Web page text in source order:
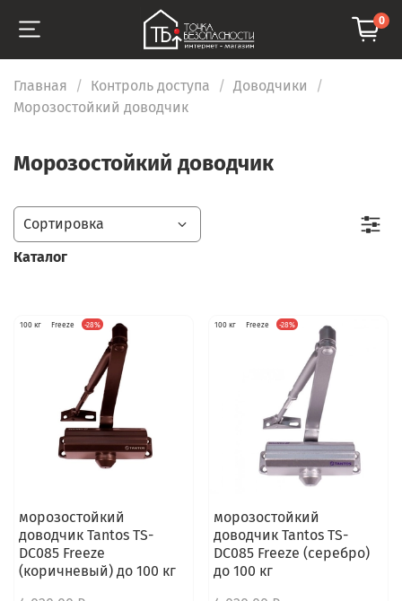
0
Главная Контроль доступа
Доводчики
Морозостойкий доводчик
Морозостойкий доводчик
100 кг Freeze -28%
морозостойкий
доводчик Tantos TS-
DC085 Freeze
(коричневый) до 100 кг
100 кг Freeze -28%
морозостойкий
доводчик Tantos TS-
DC085 Freeze (серебро)
до 100 кг
Каталог